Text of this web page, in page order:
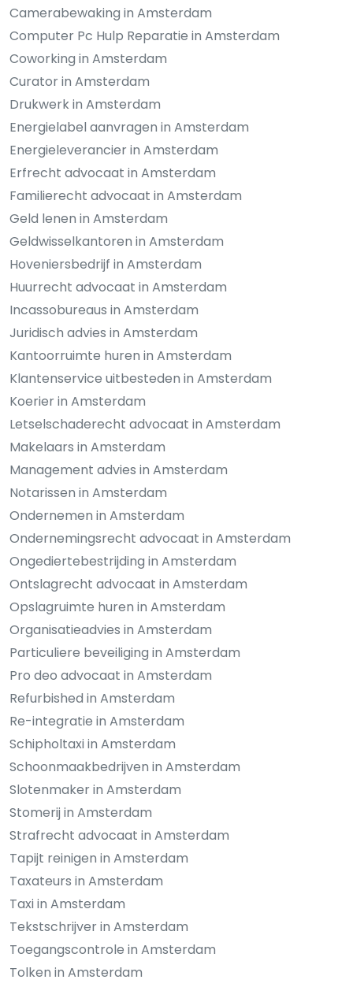
Camerabewaking in Amsterdam
Computer Pc Hulp Reparatie in Amsterdam
Coworking in Amsterdam
Curator in Amsterdam
Drukwerk in Amsterdam
Energielabel aanvragen in Amsterdam
Energieleverancier in Amsterdam
Erfrecht advocaat in Amsterdam
Familierecht advocaat in Amsterdam
Geld lenen in Amsterdam
Geldwisselkantoren in Amsterdam
Hoveniersbedrijf in Amsterdam
Huurrecht advocaat in Amsterdam
Incassobureaus in Amsterdam
Juridisch advies in Amsterdam
Kantoorruimte huren in Amsterdam
Klantenservice uitbesteden in Amsterdam
Koerier in Amsterdam
Letselschaderecht advocaat in Amsterdam
Makelaars in Amsterdam
Management advies in Amsterdam
Notarissen in Amsterdam
Ondernemen in Amsterdam
Ondernemingsrecht advocaat in Amsterdam
Ongediertebestrijding in Amsterdam
Ontslagrecht advocaat in Amsterdam
Opslagruimte huren in Amsterdam
Organisatieadvies in Amsterdam
Particuliere beveiliging in Amsterdam
Pro deo advocaat in Amsterdam
Refurbished in Amsterdam
Re-integratie in Amsterdam
Schipholtaxi in Amsterdam
Schoonmaakbedrijven in Amsterdam
Slotenmaker in Amsterdam
Stomerij in Amsterdam
Strafrecht advocaat in Amsterdam
Tapijt reinigen in Amsterdam
Taxateurs in Amsterdam
Taxi in Amsterdam
Tekstschrijver in Amsterdam
Toegangscontrole in Amsterdam
Tolken in Amsterdam